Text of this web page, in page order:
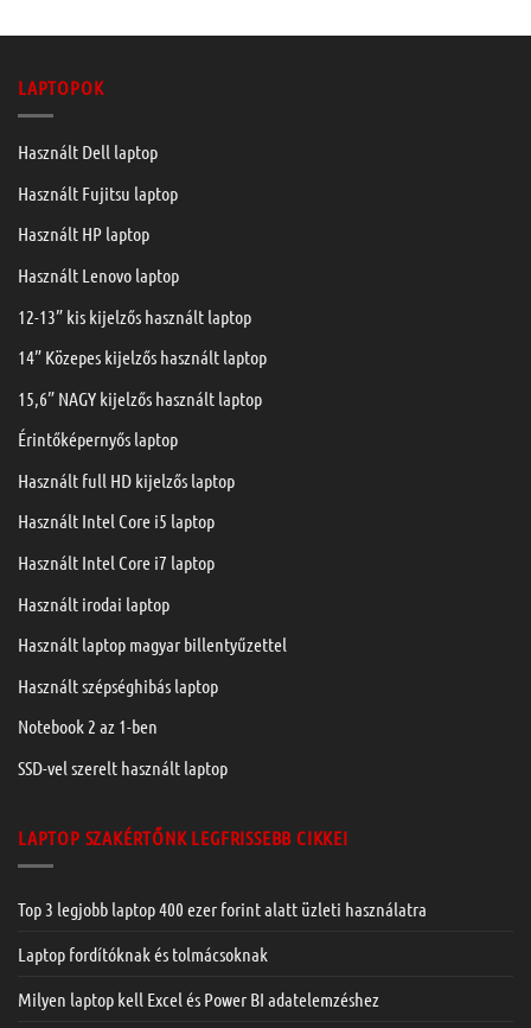
LAPTOPOK
Használt Dell laptop
Használt Fujitsu laptop
Használt HP laptop
Használt Lenovo laptop
12-13” kis kijelzős használt laptop
14” Közepes kijelzős használt laptop
15,6” NAGY kijelzős használt laptop
Érintőképernyős laptop
Használt full HD kijelzős laptop
Használt Intel Core i5 laptop
Használt Intel Core i7 laptop
Használt irodai laptop
Használt laptop magyar billentyűzettel
Használt szépséghibás laptop
Notebook 2 az 1-ben
SSD-vel szerelt használt laptop
LAPTOP SZAKÉRTŐNK LEGFRISSEBB CIKKEI
Top 3 legjobb laptop 400 ezer forint alatt üzleti használatra
Laptop fordítóknak és tolmácsoknak
Milyen laptop kell Excel és Power BI adatelemzéshez